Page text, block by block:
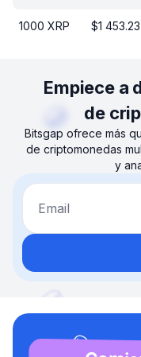
1000 XRP $1 453.23
Empiece a
de
Bitsgap ofrece más
de criptomonedas
y
Email